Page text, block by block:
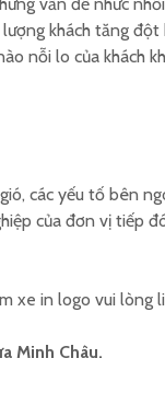
khách tăng
nỗi lo của khách
các yếu tố bên
của đơn vị tiếp
xe in logo vui lòng
Minh Châu.